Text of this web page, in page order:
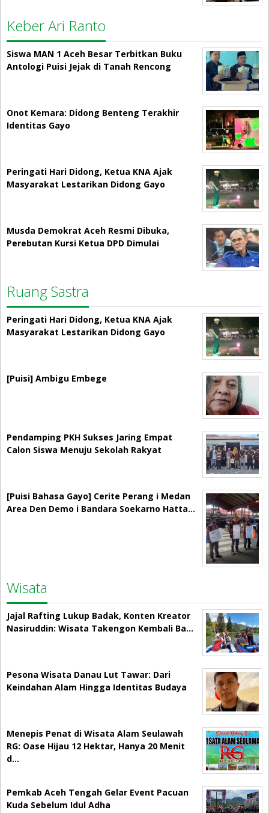
Keber Ari Ranto
Siswa MAN 1 Aceh Besar Terbitkan Buku
Antologi Puisi Jejak di Tanah Rencong
Onot Kemara: Didong Benteng Terakhir
Identitas Gayo
Peringati Hari Didong, Ketua KNA Ajak
Masyarakat Lestarikan Didong Gayo
Musda Demokrat Aceh Resmi Dibuka,
Perebutan Kursi Ketua DPD Dimulai
Ruang Sastra
Peringati Hari Didong, Ketua KNA Ajak
Masyarakat Lestarikan Didong Gayo
[Puisi] Ambigu Embege
Pendamping PKH Sukses Jaring Empat
Calon Siswa Menuju Sekolah Rakyat
[Puisi Bahasa Gayo] Cerite Perang i Medan
Area Den Demo i Bandara Soekarno Hatta…
Wisata
Jajal Rafting Lukup Badak, Konten Kreator
Nasiruddin: Wisata Takengon Kembali Ba…
Pesona Wisata Danau Lut Tawar: Dari
Keindahan Alam Hingga Identitas Budaya
Menepis Penat di Wisata Alam Seulawah
RG: Oase Hijau 12 Hektar, Hanya 20 Menit
d…
Pemkab Aceh Tengah Gelar Event Pacuan
Kuda Sebelum Idul Adha